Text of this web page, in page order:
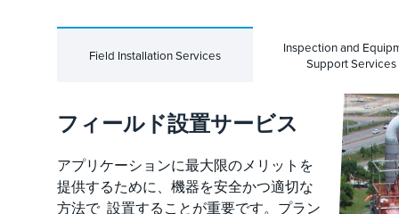
Field Installation Services
Inspection and
Support Services
フィールド設置サービス
アプリケーションに最大限のメリットを
提供するために、機器を安全かつ適切な
方法で 設置することが重要です。プラン